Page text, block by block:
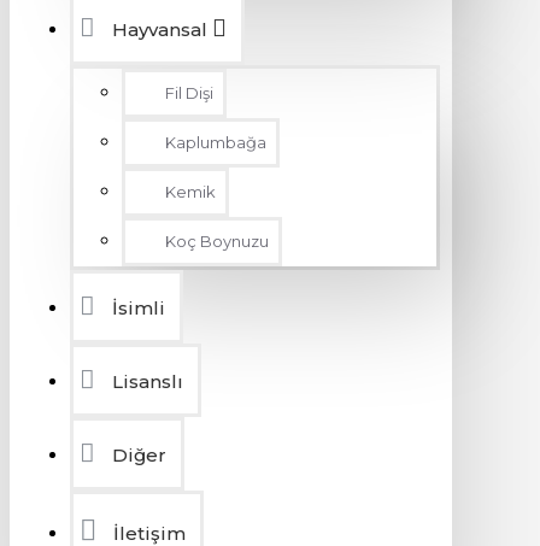
Hayvansal
Fil Dişi
Kaplumbağa
Kemik
Koç Boynuzu
İsimli
Lisanslı
Diğer
İletişim